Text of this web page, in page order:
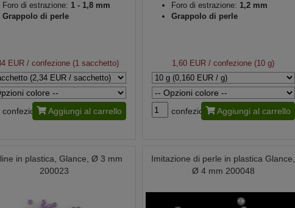
Foro di estrazione: 1 - 1,8 mm
Grappolo di perle
EUR/ confezione (1 sacchetto)
confezione Aggiungi al carrello
Foro di estrazione: 1,2 mm
Grappolo di perle
1,60 EUR / confezione (10 g)
confezione Aggiungi al carrello
in plastica, Glance, Ø 3 mm
200023
Imitazione di perle in plastica Glance,
Ø 4 mm 200048